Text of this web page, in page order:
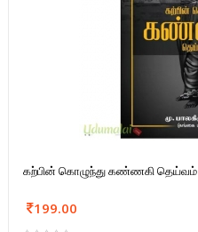
கற்பின் கொழுந்து கண்ணகி தெய்வம்
199.00